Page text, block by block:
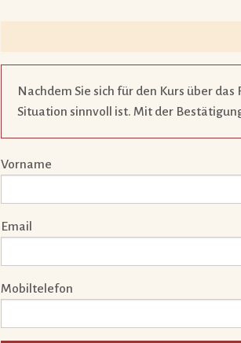
Nachdem Sie sich für den Kurs über
Situation sinnvoll ist. Mit der
Vorname
Email
Mobiltelefon